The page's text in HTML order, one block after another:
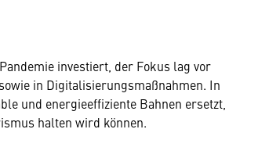
investiert, der Fokus lag vor
in Digitalisierungsmaßnahmen. In
und energieeffiziente Bahnen ersetzt,
halten wird können.